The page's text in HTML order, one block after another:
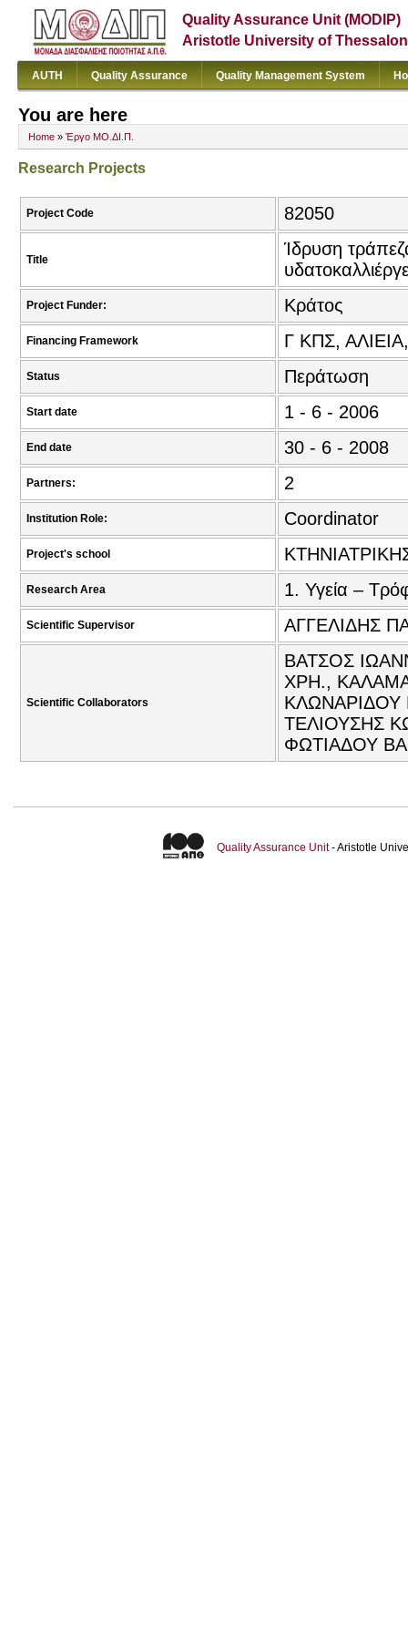
Quality Assurance Unit (MODIP)
Aristotle University of
AUTH Quality Assurance Quality Management System
You are here
Home » Έργο ΜΟ.ΔΙ.Π.
Research Projects
Project Code 82050
Title
Ίδρυση
Project Funder: Κράτος
Financing Framework Γ ΚΠΣ,
Status Περάτωση
Start date 1 - 6 - 2006
End date 30 - 6 - 2008
Partners: 2
Institution Role: Coordinator
Project's school
Research Area 1. Υγεία –
Scientific Supervisor ΑΓΓΕΛΙΔΗΣ
Scientific Collaborators
ΒΑΤΣΟΣ
ΧΡΗ.,
ΚΛΩΝΑΡΙΔΟΥ
ΤΕΛΙΟΥΣΗΣ
ΦΩΤΙΑΔΟΥ
Quality Assurance Unit- Aristotle